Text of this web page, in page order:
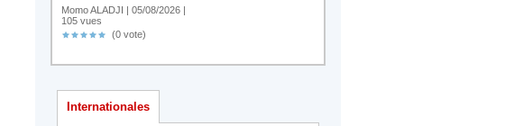
Momo ALADJI | 05/08/2026 |
105 vues
(0 vote)
Internationales